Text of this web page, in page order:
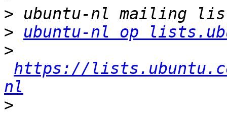
>
>
ubuntu-nl op
>
https://
nl
>